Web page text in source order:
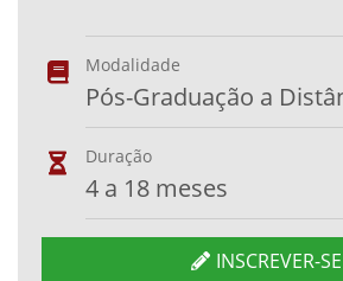
Modalidade
Pós-Graduação a
Duração
4 a 18 meses
INSCREVER-SE